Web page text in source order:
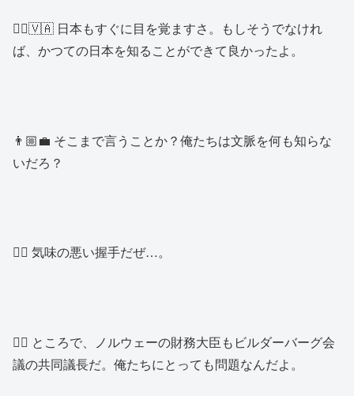
👱‍♂️🇻🇦 日本もすぐに目を覚ますさ。もしそうでなけれ
ば、かつての日本を知ることができて良かったよ。
👨🏼‍💼 そこまで言うことか？俺たちは文脈を何も知らな
いだろ？
👱‍♂️ 気味の悪い握手だぜ…。
👱‍♂️ ところで、ノルウェーの財務大臣もビルダーバーグ会
議の共同議長だ。俺たちにとっても問題なんだよ。